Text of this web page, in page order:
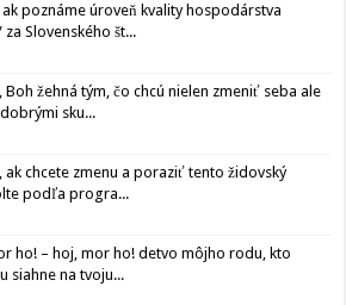
ak poznáme úroveň kvality hospodárstva
Slovenského št...
Boh žehná tým, čo chcú nielen zmeniť seba ale
sku...
ak chcete zmenu a poraziť tento židovský
podľa progra...
ho! – hoj, mor ho! detvo môjho rodu, kto
siahne na tvoju...